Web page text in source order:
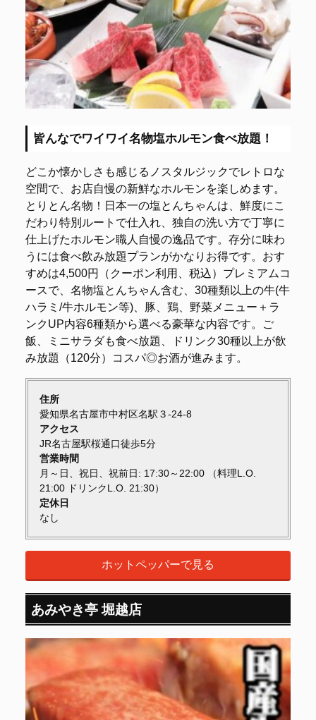
皆んなでワイワイ名物塩ホルモン食べ放題！
どこか懐かしさも感じるノスタルジックでレトロな
空間で、お店自慢の新鮮なホルモンを楽しめます。
とりとん名物！日本一の塩とんちゃんは、鮮度にこ
だわり特別ルートで仕入れ、独自の洗い方で丁寧に
仕上げたホルモン職人自慢の逸品です。存分に味わ
うには食べ飲み放題プランがかなりお得です。おす
すめは4,500円（クーポン利用、税込）プレミアムコ
ースで、名物塩とんちゃん含む、30種類以上の牛(牛
ハラミ/牛ホルモン等)、豚、鶏、野菜メニュー＋ラ
ンクUP内容6種類から選べる豪華な内容です。ご
飯、ミニサラダも食べ放題、ドリンク30種以上が飲
み放題（120分）コスパ◎お酒が進みます。
住所
愛知県名古屋市中村区名駅３-24-8
アクセス
JR名古屋駅桜通口徒歩5分
営業時間
月～日、祝日、祝前日: 17:30～22:00 （料理L.O.
21:00 ドリンクL.O. 21:30）
定休日
なし
ホットペッパーで見る
あみやき亭 堀越店